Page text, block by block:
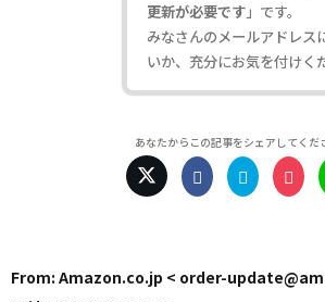
更新が必要です」です。
みなさんのメールアドレス
いか、充分にお気を付けく
あなたからこの記事をシェアしてくだ
From: Amazon.co.jp < order-